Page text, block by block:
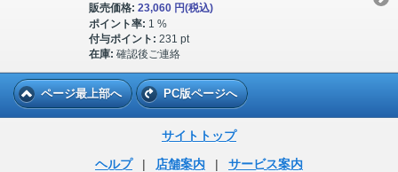
販売価格: 23,060 円(税込)
ポイント率: 1 %
付与ポイント: 231 pt
在庫: 確認後ご連絡
ページ最上部へ PC版ページへ
サイトトップ
ヘルプ
| 店舗案内 |
サービス案内